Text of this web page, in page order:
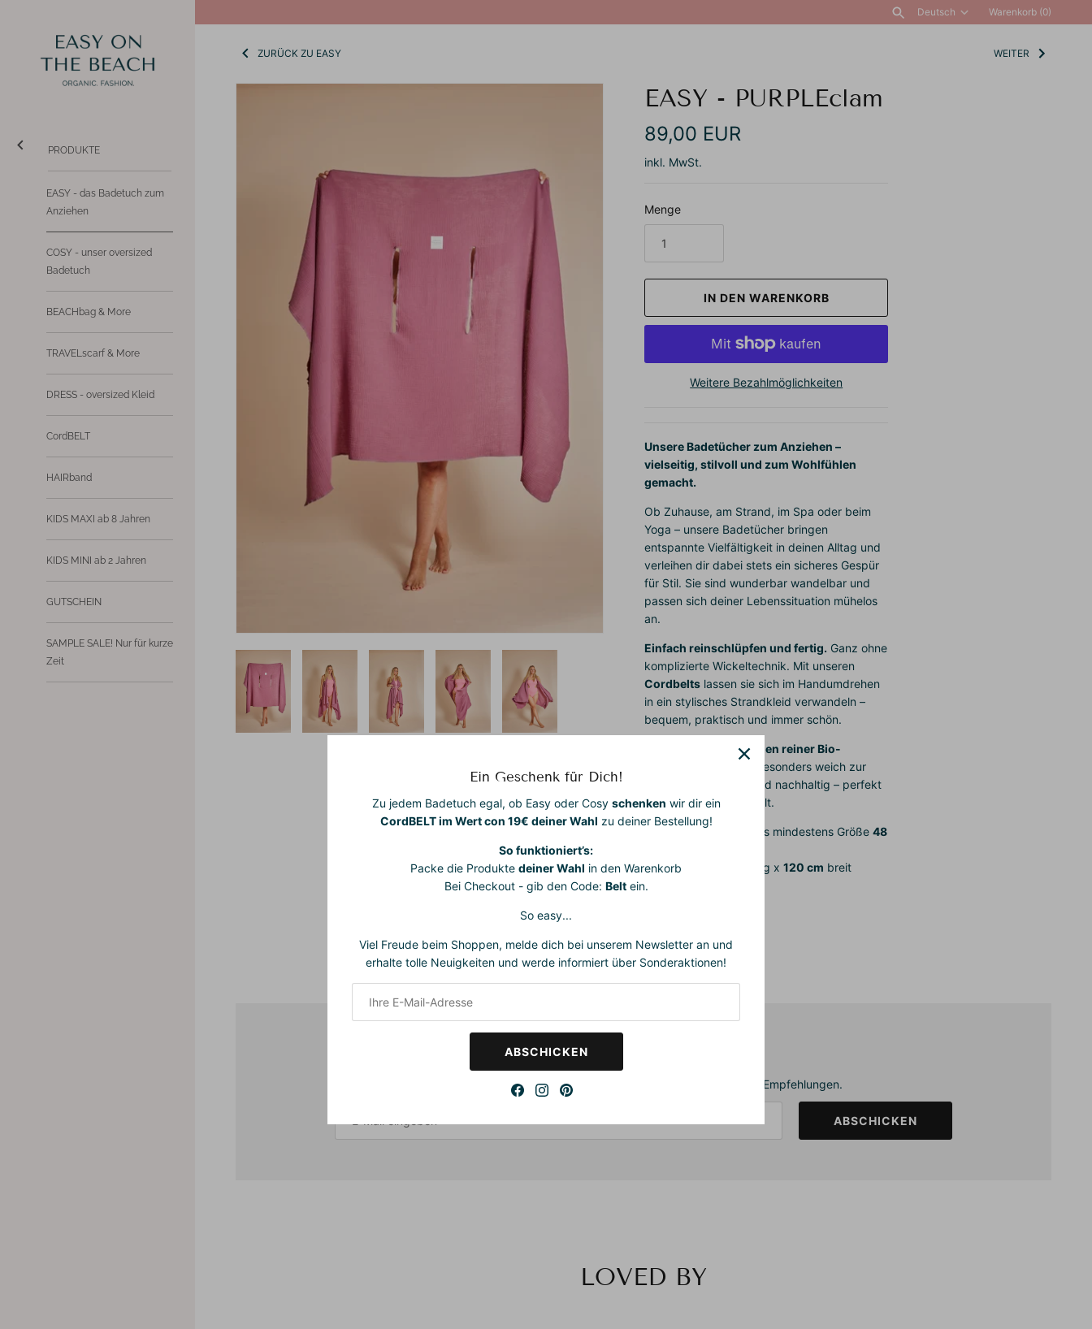
Sprache
Deutsch Warenkorb (0)
PRODUKTE
EASY - das Badetuch zum
Anziehen
COSY - unser oversized
Badetuch
BEACHbag & More
TRAVELscarf & More
DRESS - oversized Kleid
CordBELT
HAIRband
KIDS MAXI ab 8 Jahren
KIDS MINI ab 2 Jahren
GUTSCHEIN
SAMPLE SALE! Nur für kurze
Zeit
ZURÜCK ZU EASY WEITER
EASY - PURPLEclam
89,00 EUR
inkl. MwSt.
Menge
IN DEN WARENKORB
Weitere Bezahlmöglichkeiten
Unsere Badetücher zum Anziehen –
vielseitig, stilvoll und zum Wohlfühlen
gemacht.
Ob Zuhause, am Strand, im Spa oder beim
Yoga – unsere Badetücher bringen
entspannte Vielfältigkeit in deinen Alltag und
verleihen dir dabei stets ein sicheres Gespür
für Stil. Sie sind wunderbar wandelbar und
passen sich deiner Lebenssituation mühelos
an.
Einfach reinschlüpfen und fertig. Ganz ohne
komplizierte Wickeltechnik. Mit unseren
Cordbelts lassen sie sich im Handumdrehen
in ein stylisches Strandkleid verwandeln –
bequem, praktisch und immer schön.
zwei Lagen reiner Bio-
, sind sie besonders weich zur
Haut, atmungsaktiv und nachhaltig – perfekt
für dich und die Umwelt.
– passend bis mindestens Größe48
Maße:ca. lang x120 cm breit
Werde Teil unseres BEACH Clubs und genieße exklusive Vorteile und spannende Empfehlungen.
ABSCHICKEN
LOVED BY
Ein Geschenk für Dich!
Zu jedem Badetuch egal, ob Easy oder Cosy schenken wir dir ein
CordBELT im Wert con 19€ deiner Wahl zu deiner Bestellung!
So funktioniert’s:
Packe die Produkte deiner Wahl in den Warenkorb
Bei Checkout - gib den Code: Beltein.
So easy...
Viel Freude beim Shoppen, melde dich bei unserem Newsletter an und
erhalte tolle Neuigkeiten und werde informiert über Sonderaktionen!
ABSCHICKEN